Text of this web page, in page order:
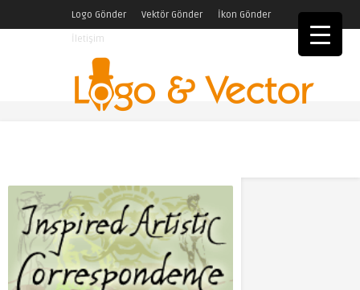
Logo Gönder Vektör Gönder
İkon Gönder
İletişim